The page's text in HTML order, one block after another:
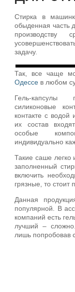
Стирка в
обыденная
производству
задачу.
Так, все чаще
Одессе в любом
Гель-капсулы
силиконовые
контакте с водой
их состав
особые
индивидуально
Такие саше легко
заполненный
включить
грязные, то стоит
Данная
популярной. В
компаний есть
лучший –
лишь попробовав